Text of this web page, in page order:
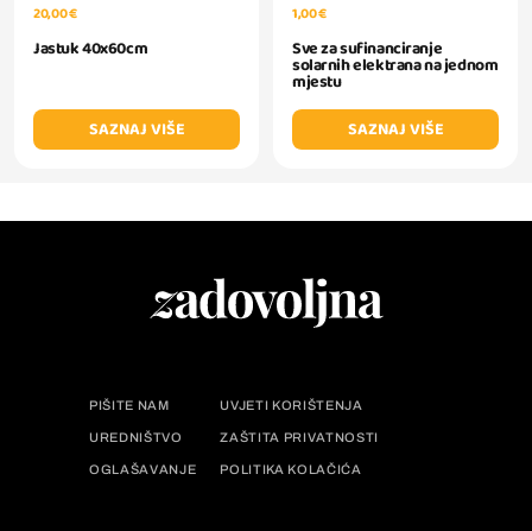
20,00 €
Jastuk 40x60cm
SAZNAJ VIŠE
1,00 €
Sve za sufinanciranje
solarnih elektrana na jednom
mjestu
SAZNAJ VIŠE
PIŠITE NAM UVJETI KORIŠTENJA
UREDNIŠTVO ZAŠTITA PRIVATNOSTI
OGLAŠAVANJE POLITIKA KOLAČIĆA